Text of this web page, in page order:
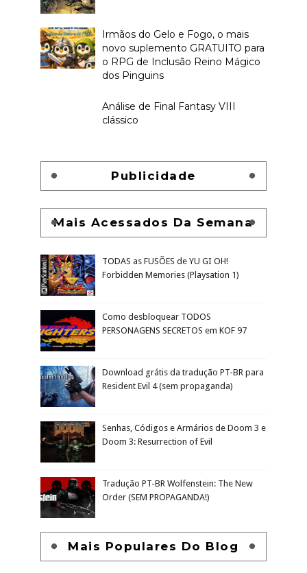
Irmãos do Gelo e Fogo, o mais
novo suplemento GRATUITO para
o RPG de Inclusão Reino Mágico
dos Pinguins
Análise de Final Fantasy VIII
clássico
Publicidade
Mais Acessados Da Semana
TODAS as FUSÕES de YU GI OH!
Forbidden Memories (Playsation 1)
Como desbloquear TODOS
PERSONAGENS SECRETOS em KOF 97
Download grátis da tradução PT-BR para
Resident Evil 4 (sem propaganda)
Senhas, Códigos e Armários de Doom 3 e
Doom 3: Resurrection of Evil
Tradução PT-BR Wolfenstein: The New
Order (SEM PROPAGANDA!)
Mais Populares Do Blog